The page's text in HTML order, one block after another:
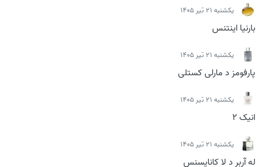
يكشنبه 21 تیر 1405
بارنیا اینتنس
يكشنبه 21 تیر 1405
پارفومز د مارلی کستلی
يكشنبه 21 تیر 1405
انیک 2
يكشنبه 21 تیر 1405
له آربر د لا کانایسنس